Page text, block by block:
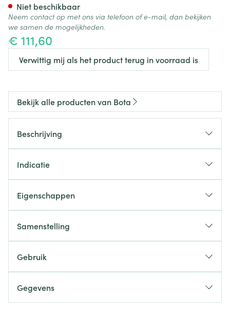
€ 111,60
Verwittig mij als het product terug in voorraad is
Niet beschikbaar
Neem contact op met ons via telefoon of e-mail, dan bekijken
we samen de mogelijkheden.
Bekijk alle producten van Bota
Beschrijving
Indicatie
Eigenschappen
Samenstelling
Gebruik
Gegevens